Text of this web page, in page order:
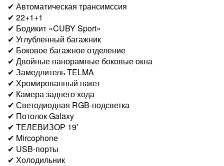
✔ Автоматическая трансимссия
✔ 22+1+1
✔ Бодикит «CUBY Sport»
✔ Углубленный багажник
✔ Боковое багажное отделение
✔ Двойные панорамные боковые окна
✔ Замедлитель TELMA
✔ Хромированный пакет
✔ Камера заднего хода
✔ Светодиодная RGB-подсветка
✔ Потолок Galaxy
✔ ТЕЛЕВИЗОР 19′
✔ Mircophone
✔ USB-порты
✔ Холодильник